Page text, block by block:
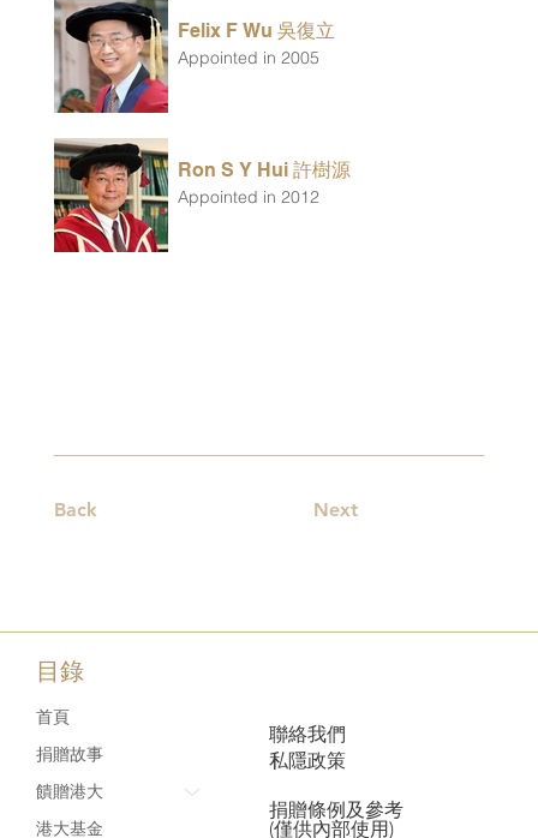
Back Next
Felix F Wu 吳復立
Appointed in 2005
Ron S Y Hui 許樹源
Appointed in 2012
目錄
首頁
捐贈故事
饋贈港大
港大基金
聯絡我們
私隱政策
捐贈條例及參考
(僅供內部使用)